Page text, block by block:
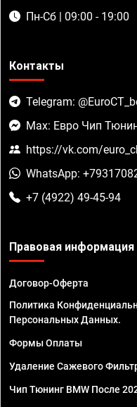
Пн-Сб | 09:00 - 19:00
Контакты
Telegram:
Max: Евро Чип
https://vk.com/
WhatsApp:
+7 (4922) 49-45-94
Правовая информация
Договор-Оферта
Политика
Персональных Данных.
Формы Оплаты
Удаление Сажевого
Чип Тюнинг BMW После